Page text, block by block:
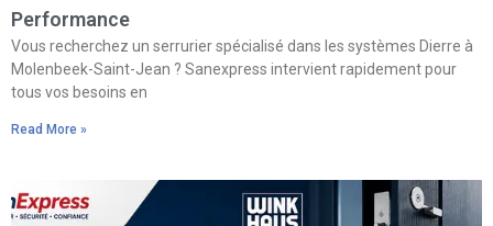
Performance
Vous recherchez un serrurier spécialisé dans les systèmes Dierre à
Molenbeek-Saint-Jean ? Sanexpress intervient rapidement pour
tous vos besoins en
Read More »